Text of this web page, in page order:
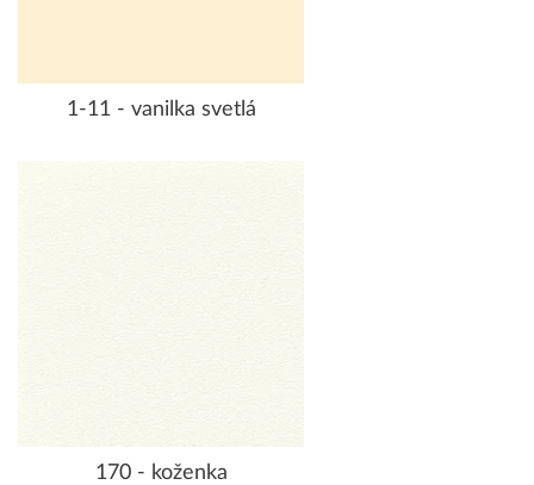
1-11 - vanilka svetlá
170 - koženka